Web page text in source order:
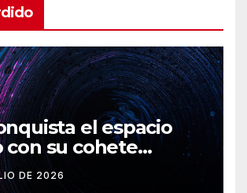
el espacio
con su cohete
DE 2026